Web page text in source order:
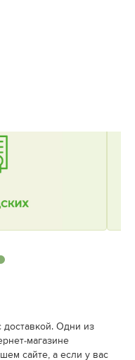
доставкой. Одни из
магазине
сайте, а если у вас